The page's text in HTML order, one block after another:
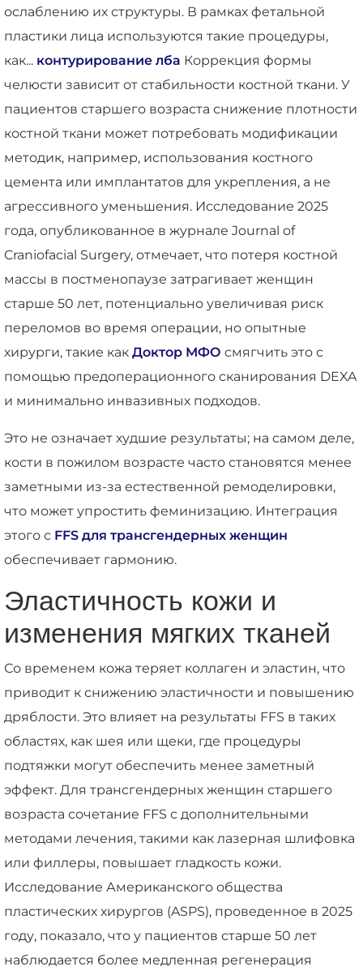
ослаблению их структуры. В рамках фетальной
пластики лица используются такие процедуры,
как... контурирование лба Коррекция формы
челюсти зависит от стабильности костной ткани. У
пациентов старшего возраста снижение плотности
костной ткани может потребовать модификации
методик, например, использования костного
цемента или имплантатов для укрепления, а не
агрессивного уменьшения. Исследование 2025
года, опубликованное в журнале Journal of
Craniofacial Surgery, отмечает, что потеря костной
массы в постменопаузе затрагивает женщин
старше 50 лет, потенциально увеличивая риск
переломов во время операции, но опытные
хирурги, такие как Доктор МФО смягчить это с
помощью предоперационного сканирования DEXA
и минимально инвазивных подходов.
Это не означает худшие результаты; на самом деле,
кости в пожилом возрасте часто становятся менее
заметными из-за естественной ремоделировки,
что может упростить феминизацию. Интеграция
этого с FFS для трансгендерных женщин
обеспечивает гармонию.
Эластичность кожи и
изменения мягких тканей
Со временем кожа теряет коллаген и эластин, что
приводит к снижению эластичности и повышению
дряблости. Это влияет на результаты FFS в таких
областях, как шея или щеки, где процедуры
подтяжки могут обеспечить менее заметный
эффект. Для трансгендерных женщин старшего
возраста сочетание FFS с дополнительными
методами лечения, такими как лазерная шлифовка
или филлеры, повышает гладкость кожи.
Исследование Американского общества
пластических хирургов (ASPS), проведенное в 2025
году, показало, что у пациентов старше 50 лет
наблюдается более медленная регенерация